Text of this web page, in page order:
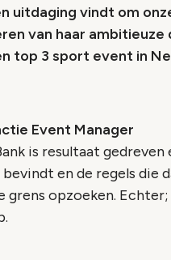
uitdaging vindt om
van haar
top 3 sport event in
Event Manager
is resultaat
bevindt en de regels die
grens opzoeken.